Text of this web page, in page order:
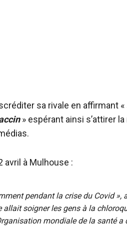
sa rivale en affirmant «
» espérant ainsi s’attirer
avril à Mulhouse :
pendant la crise du Covid »,
allait soigner les gens à la
mondiale de la santé a